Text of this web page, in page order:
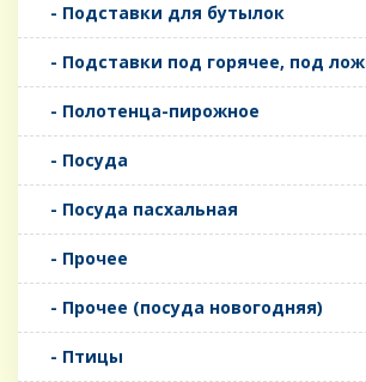
- Подставки для бутылок
- Подставки под горячее, под
- Полотенца-пирожное
- Посуда
- Посуда пасхальная
- Прочее
- Прочее (посуда новогодняя)
- Птицы